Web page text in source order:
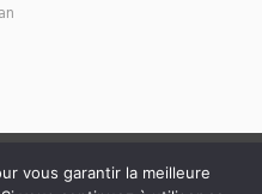
vous garantir la meilleure